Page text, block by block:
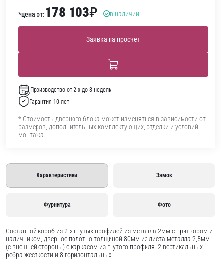
*цена от:178 103₽ в наличии
Заявка на просчет
Производство от 2-х до 8 недель
Гарантия 10 лет
* Стоимость дверного блока может изменяться в зависимости от
размеров, дополнительных комплектующих, отделки и условий
монтажа.
Характеристики Замок
Фурнитура Фото
Составной короб из 2-х гнутых профилей из металла 2мм с притвором и
наличником, дверное полотно толщиной 80мм из листа металла 2,5мм
(с внешней стороны) c каркасом из гнутого профиля. 2 вертикальных
ребра жесткости и 8 горизонтальных.